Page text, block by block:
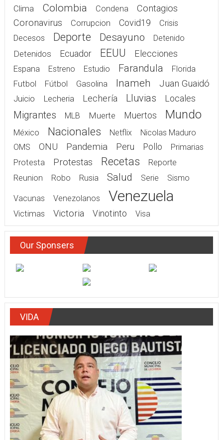
Clima
Colombia Condena
Contagios
Coronavirus
Corrupcion Covid19
Crisis
Decesos
Deporte Desayuno Detenido
Detenidos Ecuador EEUU Elecciones
Espana Estreno Estudio Farandula
Florida
Futbol
Fútbol Gasolina Inameh Juan Guaidó
Juicio Lecheria Lechería Lluvias Locales
Migrantes MLB Muerte Muertos Mundo
México Nacionales Netflix
Nicolas Maduro
OMS
ONU Pandemia Peru Pollo
Primarias
Protesta
Protestas Recetas
Reporte
Reunion
Robo Rusia Salud Serie Sismo
Vacunas Venezolanos Venezuela
Victimas Victoria Vinotinto Visa
Our Sponsers
VIDA